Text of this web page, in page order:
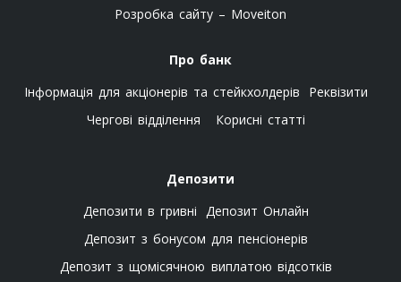
Розробка сайту – Moveiton
Про банк
Інформація для акціонерів та стейкхолдерів
Реквізити
Чергові відділення
Корисні статті
Депозити
Депозити в гривні Депозит Онлайн
Депозит з бонусом для пенсіонерів
Депозит з щомісячною виплатою відсотків